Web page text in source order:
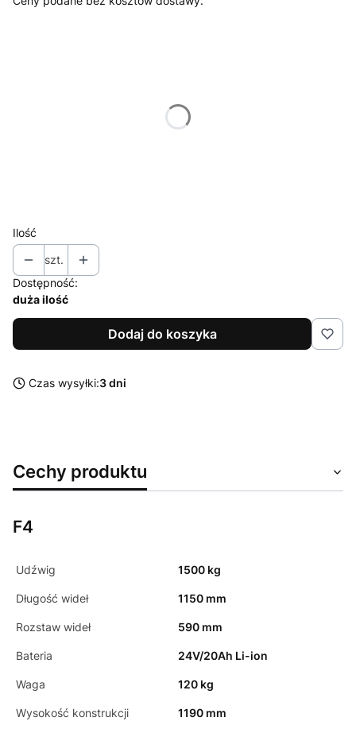
Ilość
szt.
Dostępność:
duża ilość
Dodaj do koszyka
Czas wysyłki:3 dni
Cechy produktu
F4
Udźwig 1500 kg
Długość wideł 1150 mm
Rozstaw wideł 590 mm
Bateria 24V/20Ah Li-ion
Waga 120 kg
Wysokość konstrukcji 1190 mm